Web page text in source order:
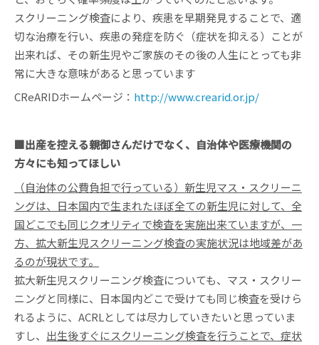
スクリーニング検査により、疾患を早期発見することで、適
切な治療を行い、疾患の発症を防ぐ（症状を抑える）ことが
出来れば、その新生児やご家族のその後の人生にとっても非
常に大きな意味があると思っています
CReARIDホームページ： http://www.crearid.or.jp/
■出産を控える親御さんだけでなく、自治体や医療機関の
方々にも知ってほしい
（自治体の公費負担で行っている）新生児マス・スクリーニ
ングは、日本国内で生まれたほぼ全ての新生児に対して、全
国どこでも同じクオリティで検査を実施出来ていますが、一
方、拡大新生児スクリーニング検査の実施状況は地域差があ
るのが現状です。
拡大新生児スクリーニング検査についても、マス・スクリー
ニングと同様に、日本国内どこで受けても同じ検査を受けら
れるように、ACRLとしては尽力していきたいと思っていま
すし、 出生後すぐにスクリーニング検査を行うことで、症状